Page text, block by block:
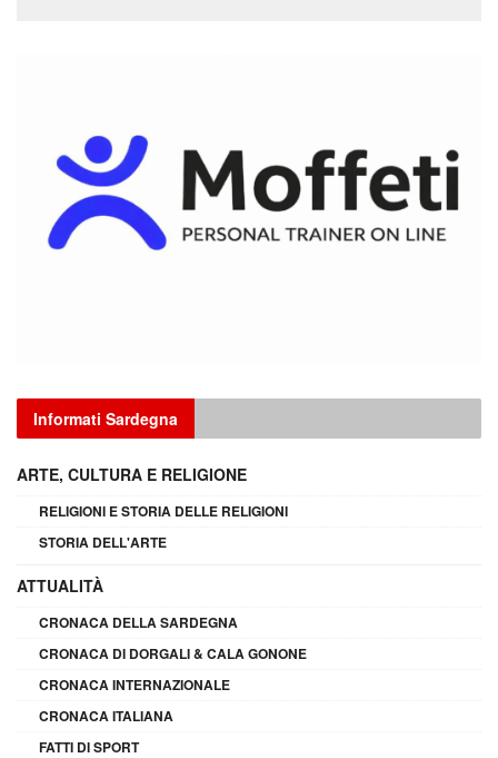
Informati Sardegna
ARTE, CULTURA E RELIGIONE
RELIGIONI E STORIA DELLE RELIGIONI
STORIA DELL'ARTE
ATTUALITÀ
CRONACA DELLA SARDEGNA
CRONACA DI DORGALI & CALA GONONE
CRONACA INTERNAZIONALE
CRONACA ITALIANA
FATTI DI SPORT